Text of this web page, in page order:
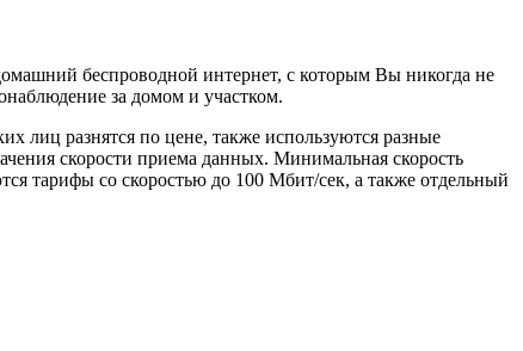
беспроводной интернет, с которым Вы никогда не
за домом и участком.
лиц разнятся по цене, также используются разные
скорости приема данных. Минимальная скорость
тарифы со скоростью до 100 Мбит/сек, а также отдельный